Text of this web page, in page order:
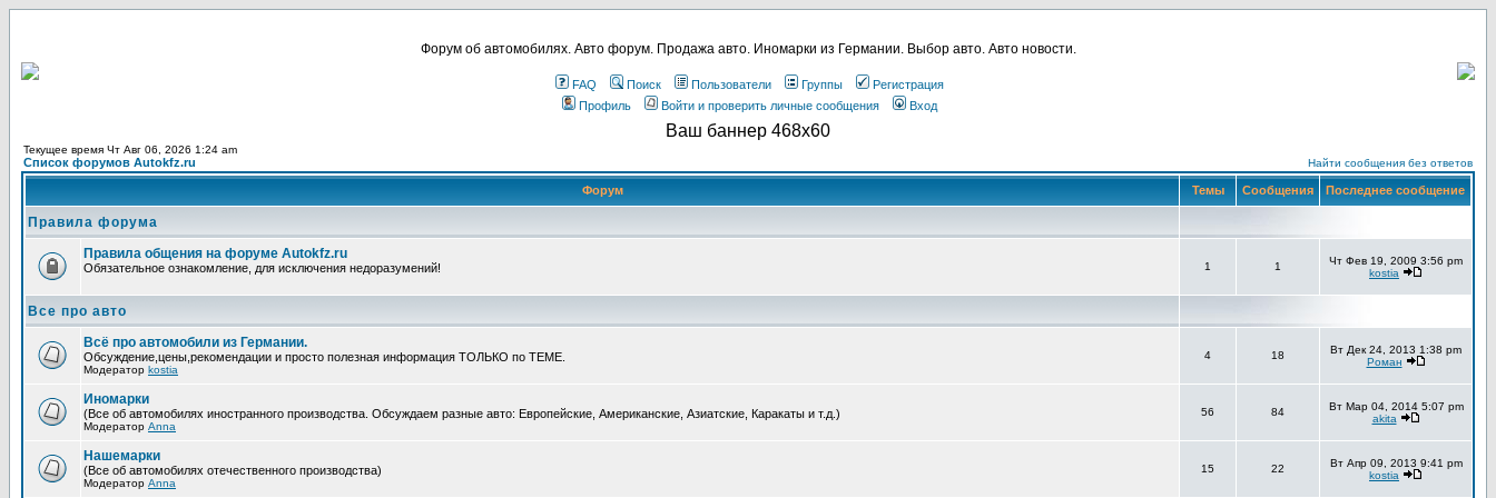
Форум об автомобилях. Авто форум. Продажа авто. Иномарки из Германии. Выбор авто. Авто новости.
FAQ Поиск Пользователи Группы
Регистрация
Профиль
Войти и проверить личные сообщения Вход
Ваш баннер 468x60
Текущее время Чт Авг 06, 2026 1:24 am
Список форумов Autokfz.ru Найти сообщения без ответов
Форум Темы Сообщения Последнее сообщение
Правила форума
Правила общения на форуме Autokfz.ru
Обязательное ознакомление, для исключения недоразумений! 1 1
Чт Фев 19, 2009 3:56 pm
kostia
Все про авто
Всё про автомобили из Германии.
Обсуждение,цены,рекомендации и просто полезная информация ТОЛЬКО по ТЕМЕ.
Модератор kostia
4 18
Вт Дек 24, 2013 1:38 pm
Роман
Иномарки
(Все об автомобилях иностранного производства. Обсуждаем разные авто: Европейские, Американские, Азиатские, Каракаты и т.д.)
Модератор Anna
56 84
Вт Мар 04, 2014 5:07 pm
akita
Нашемарки
(Все об автомобилях отечественного производства)
Модератор Anna
15 22
Вт Апр 09, 2013 9:41 pm
kostia